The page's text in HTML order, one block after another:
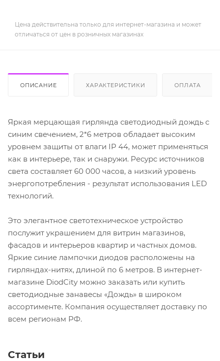
Цена действительна только для интернет-магазина и может
отличаться от цен в розничных магазинах
ОПИСАНИЕ ХАРАКТЕРИСТИКИ ОПЛАТА
Яркая мерцающая гирлянда светодиодный дождь с
синим свечением, 2*6 метров обладает высоким
уровнем защиты от влаги IP 44, может применяться
как в интерьере, так и снаружи. Ресурс источников
света составляет 60 000 часов, а низкий уровень
энергопотребления - результат использования LED
технологий.
Это элегантное светотехническое устройство
послужит украшением для витрин магазинов,
фасадов и интерьеров квартир и частных домов.
Яркие синие лампочки диодов расположены на
гирляндах-нитях, длиной по 6 метров. В интернет-
магазине DiodCity можно заказать или купить
светодиодные занавесы «Дождь» в широком
ассортименте. Компания осуществляет доставку по
всем регионам РФ.
Статьи